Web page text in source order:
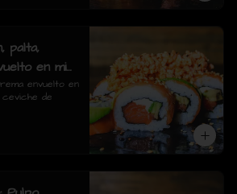
palta,
en mix
ceviche de
envuelto en
ceviche de